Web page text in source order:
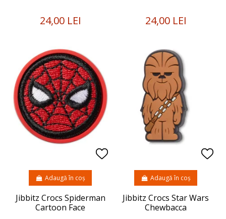
24,00 LEI 24,00 LEI
Jibbitz Crocs Spiderman
Cartoon Face
Adaugă în coș
Jibbitz Crocs Star Wars
Chewbacca
Adaugă în coș